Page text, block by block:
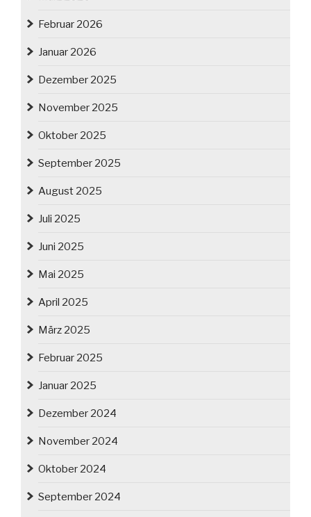
Februar 2026
Januar 2026
Dezember 2025
November 2025
Oktober 2025
September 2025
August 2025
Juli 2025
Juni 2025
Mai 2025
April 2025
März 2025
Februar 2025
Januar 2025
Dezember 2024
November 2024
Oktober 2024
September 2024